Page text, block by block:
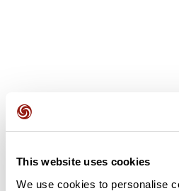
This website uses cookies
We use cookies to personalise